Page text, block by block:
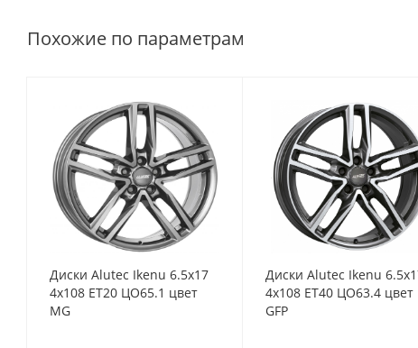
Похожие по параметрам
Диски Alutec Ikenu 6.5x17
4x108 ET20 ЦО65.1 цвет
MG
Диски Alutec Ikenu
4x108 ET40 ЦО63.4 цвет
GFP